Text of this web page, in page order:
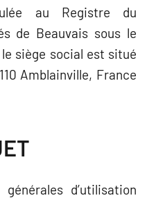
au Registre du
de Beauvais sous le
le siège social est situé
Amblainville, France
d’utilisation